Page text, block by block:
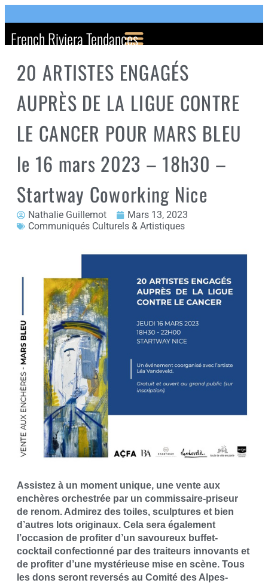
French Riviera Tendances
20 ARTISTES ENGAGÉS
AUPRÈS DE LA LIGUE CONTRE
LE CANCER POUR MARS BLEU
le 16 mars 2023 – 18h30 –
Startway Coworking Nice
Nathalie Guillemot
Mars 13, 2023
Communiqués Culturels & Artistiques
Assistez à un moment unique, une vente aux
enchères orchestrée par un commissaire-priseur
de renom. Admirez des toiles, sculptures et bien
d’autres lots originaux. Cela sera également
l’occasion de profiter d’un savoureux buffet-
cocktail confectionné par des traiteurs innovants et
de profiter d’une mystérieuse mise en scène. Tous
les dons seront reversés au Comité des Alpes-